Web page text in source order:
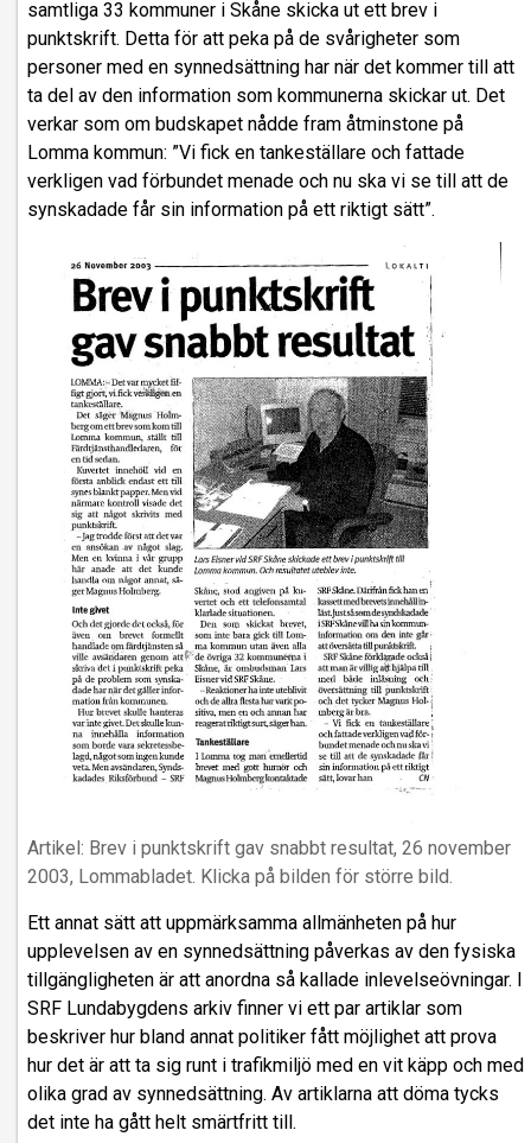
samtliga 33 kommuner i Skåne skicka ut ett brev i
punktskrift. Detta för att peka på de svårigheter som
personer med en synnedsättning har när det kommer till att
ta del av den information som kommunerna skickar ut. Det
verkar som om budskapet nådde fram åtminstone på
Lomma kommun: ”Vi fick en tankeställare och fattade
verkligen vad förbundet menade och nu ska vi se till att de
synskadade får sin information på ett riktigt sätt”.
Artikel: Brev i punktskrift gav snabbt resultat, 26 november
2003, Lommabladet. Klicka på bilden för större bild.
Ett annat sätt att uppmärksamma allmänheten på hur
upplevelsen av en synnedsättning påverkas av den fysiska
tillgängligheten är att anordna så kallade inlevelseövningar. I
SRF Lundabygdens arkiv finner vi ett par artiklar som
beskriver hur bland annat politiker fått möjlighet att prova
hur det är att ta sig runt i trafikmiljö med en vit käpp och med
olika grad av synnedsättning. Av artiklarna att döma tycks
det inte ha gått helt smärtfritt till.